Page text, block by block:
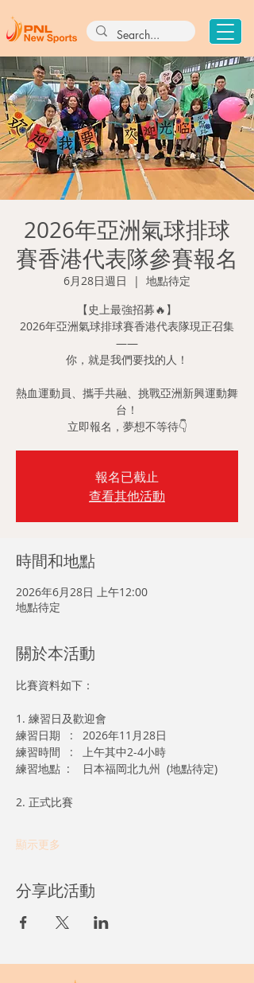
2026年亞洲氣球排球
賽香港代表隊參賽報名
6月28日週日
  |
地點待定
【史上最強招募🔥】
2026年亞洲氣球排球賽香港代表隊現正召集
——
你，就是我們要找的人！
熱血運動員、攜手共融、挑戰亞洲新興運動舞
台！
立即報名，夢想不等待👇
報名已截止
查看其他活動
時間和地點
2026年6月28日 上午12:00
地點待定
關於本活動
比賽資料如下：
1. 練習日及歡迎會
練習日期   :   2026年11月28日
練習時間   :   上午其中2-4小時
練習地點  :    日本福岡北九州  (地點待定)
2. 正式比賽
顯示更多
分享此活動